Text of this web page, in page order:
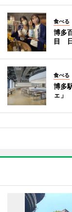
食べる
博多
目
食べる
博多
ェ」